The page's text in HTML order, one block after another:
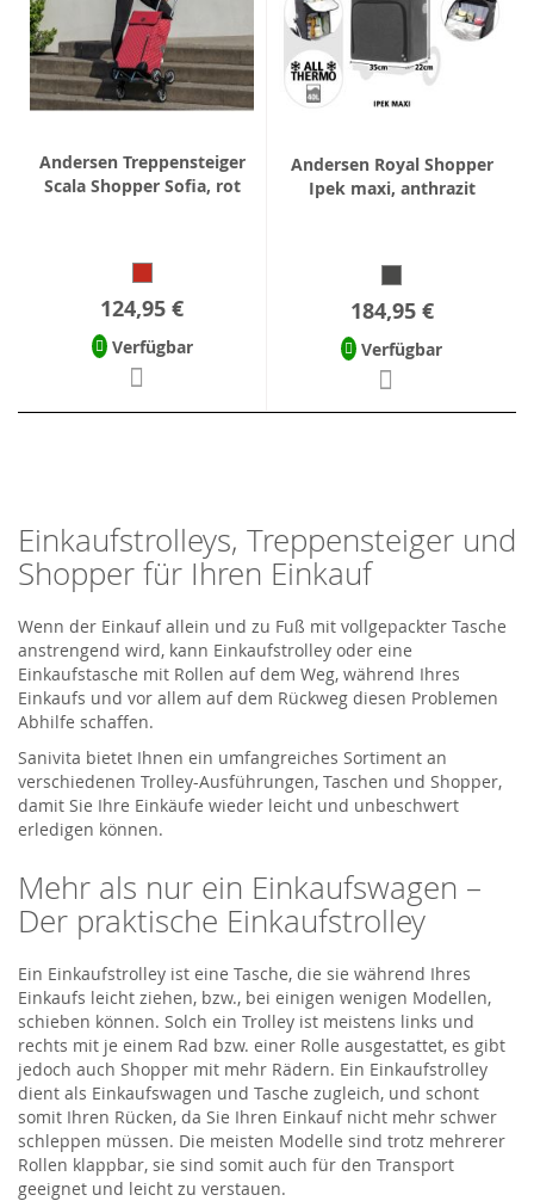
Andersen Treppensteiger
Scala Shopper Sofia, rot
124,95 €
Verfügbar
Andersen Royal Shopper
Ipek maxi, anthrazit
184,95 €
Verfügbar
Einkaufstrolleys, Treppensteiger und
Shopper für Ihren Einkauf
Wenn der Einkauf allein und zu Fuß mit vollgepackter Tasche
anstrengend wird, kann Einkaufstrolley oder eine
Einkaufstasche mit Rollen auf dem Weg, während Ihres
Einkaufs und vor allem auf dem Rückweg diesen Problemen
Abhilfe schaffen.
Sanivita bietet Ihnen ein umfangreiches Sortiment an
verschiedenen Trolley-Ausführungen, Taschen und Shopper,
damit Sie Ihre Einkäufe wieder leicht und unbeschwert
erledigen können.
Mehr als nur ein Einkaufswagen –
Der praktische Einkaufstrolley
Ein Einkaufstrolley ist eine Tasche, die sie während Ihres
Einkaufs leicht ziehen, bzw., bei einigen wenigen Modellen,
schieben können. Solch ein Trolley ist meistens links und
rechts mit je einem Rad bzw. einer Rolle ausgestattet, es gibt
jedoch auch Shopper mit mehr Rädern. Ein Einkaufstrolley
dient als Einkaufswagen und Tasche zugleich, und schont
somit Ihren Rücken, da Sie Ihren Einkauf nicht mehr schwer
schleppen müssen. Die meisten Modelle sind trotz mehrerer
Rollen klappbar, sie sind somit auch für den Transport
geeignet und leicht zu verstauen.